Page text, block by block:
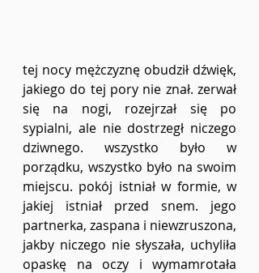
tej nocy mężczyznę obudził dźwięk,
jakiego do tej pory nie znał. zerwał
się na nogi, rozejrzał się po
sypialni, ale nie dostrzegł niczego
dziwnego. wszystko było w
porządku, wszystko było na swoim
miejscu. pokój istniał w formie, w
jakiej istniał przed snem. jego
partnerka, zaspana i niewzruszona,
jakby niczego nie słyszała, uchyliła
opaskę na oczy i wymamrotała